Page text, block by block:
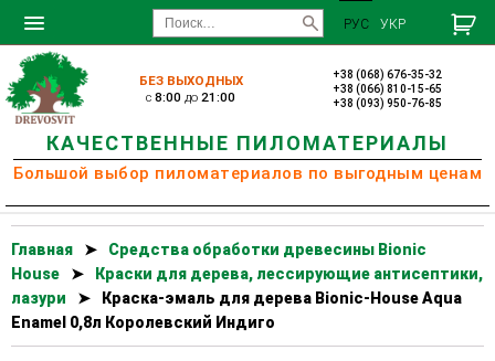
РУС УКР
БЕЗ ВЫХОДНЫХ
c8:00 до21:00
+38 (068) 676-35-32
+38 (066) 810-15-65
+38 (093) 950-76-85
КАЧЕСТВЕННЫЕ ПИЛОМАТЕРИАЛЫ
Большой выбор пиломатериалов по выгодным ценам
Главная ➤
Cредства обработки древесины Bionic
House
➤
Краски для дерева, лессирующие антисептики,
лазури
➤
Краска-эмаль для дерева Bionic-House Aqua
Enamel 0,8л Королевский Индиго